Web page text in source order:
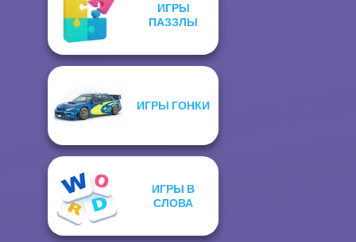
ИГРЫ
ПАЗЗЛЫ
ИГРЫ ГОНКИ
ИГРЫ В
СЛОВА